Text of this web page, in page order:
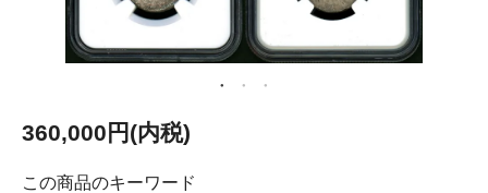
360,000円(内税)
この商品のキーワード